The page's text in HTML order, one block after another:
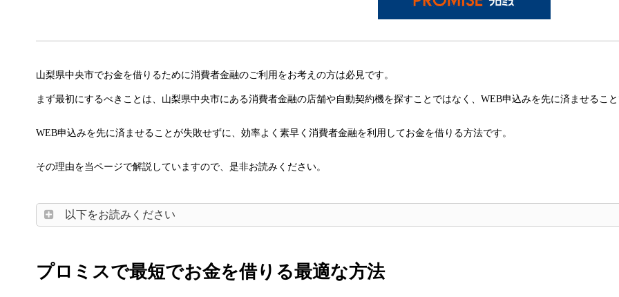
山梨県中央市でお金を借りるために消費者金融のご利用をお考えの方は必見です。
まず最初にするべきことは、山梨県中央市にある消費者金融の店舗や自動契約機を探すことではなく、WEB申込みを先に済ませるこ
WEB申込みを先に済ませることが失敗せずに、効率よく素早く消費者金融を利用してお金を借りる方法です。
その理由を当ページで解説していますので、是非お読みください。
以下をお読みください
プロミスで最短でお金を借りる最適な方法